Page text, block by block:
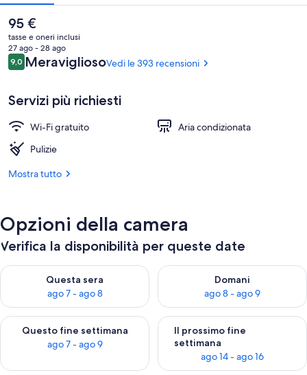
Camera Comfort con letto
Il
prezzo
attuale
è
95 €
95 €
tasse e oneri inclusi
27 ago - 28 ago
Recensioni
9,09,0 su 10
MeravigliosoVedi le 393 recensioni
Servizi più richiesti
Wi-Fi gratuito
Aria condizionata
Pulizie
Mostra tutto
Opzioni della camera
Verifica la disponibilità per queste date
Questa sera
ago 7 - ago 8
Verifica la disponibilità per questa sera, ago 7 - ago 8
Domani
ago 8 - ago 9
Verifica la disponibilità per
Questo fine settimana
ago 7 - ago 9
Verifica la disponibilità per questo fine settimana, ago 7 - ago
Il prossimo fine
settimana
ago 14 - ago 16
Verifica la disponibilità per il